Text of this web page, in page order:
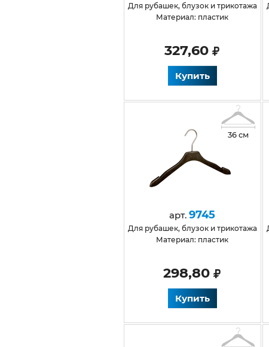
для рубашек, блузок и трикотажа
Материал: пластик
327,60
Купить
36 см
арт.9745
для рубашек, блузок и трикотажа
Материал: пластик
298,80
Купить